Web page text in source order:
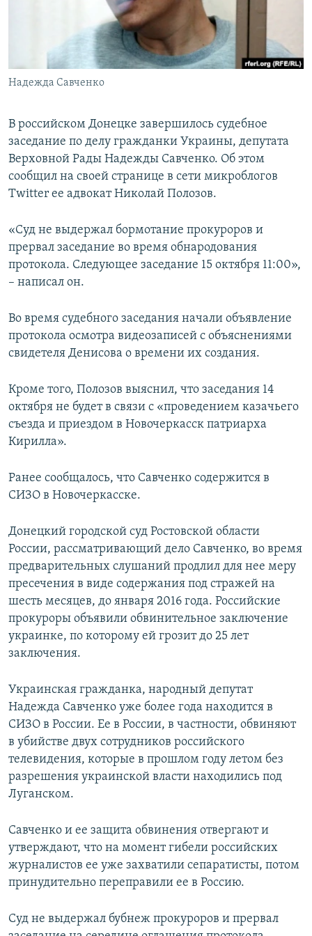
ПОБЕДИТЕЛЕЙ НЕ СУДЯТ?
КРЫМ.НЕПОКОРЕННЫЙ
УКРАИНСКАЯ ПРОБЛЕМА КРЫМА
Надежда Савченко
В российском Донецке завершилось судебное
заседание по делу гражданки Украины, депутата
Верховной Рады Надежды Савченко. Об этом
сообщил на своей странице в сети микроблогов
Twitter ее адвокат Николай Полозов.
«Суд не выдержал бормотание прокуроров и
прервал заседание во время обнародования
протокола. Следующее заседание 15 октября 11:00»,
– написал он.
Во время судебного заседания начали объявление
протокола осмотра видеозаписей с объяснениями
свидетеля Денисова о времени их создания.
Кроме того, Полозов выяснил, что заседания 14
октября не будет в связи с «проведением казачьего
съезда и приездом в Новочеркасск патриарха
Кирилла».
Ранее сообщалось, что Савченко содержится в
СИЗО в Новочеркасске.
Донецкий городской суд Ростовской области
России, рассматривающий дело Савченко, во время
предварительных слушаний продлил для нее меру
пресечения в виде содержания под стражей на
шесть месяцев, до января 2016 года. Российские
прокуроры объявили обвинительное заключение
украинке, по которому ей грозит до 25 лет
заключения.
Украинская гражданка, народный депутат
Надежда Савченко уже более года находится в
СИЗО в России. Ее в России, в частности, обвиняют
в убийстве двух сотрудников российского
телевидения, которые в прошлом году летом без
разрешения украинской власти находились под
Луганском.
Савченко и ее защита обвинения отвергают и
утверждают, что на момент гибели российских
журналистов ее уже захватили сепаратисты, потом
принудительно переправили ее в Россию.
Суд не выдержал бубнеж прокуроров и прервал